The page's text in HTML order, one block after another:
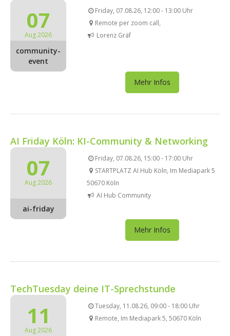
07
Aug 2026
community-
event
Friday, 07.08.26, 12:00 - 13:00 Uhr
Remote per zoom call,
Lorenz Gräf
Mehr Infos
AI Friday Köln: KI-Community & Networking
07
Aug 2026
ai-friday
Friday, 07.08.26, 15:00 - 17:00 Uhr
STARTPLATZ AI Hub Köln, Im Mediapark 5
50670 Köln
AI Hub Community
Mehr Infos
TechTuesday deine IT-Sprechstunde
11
Aug 2026
Tuesday, 11.08.26, 09:00 - 18:00 Uhr
Remote, Im Mediapark 5, 50670 Köln